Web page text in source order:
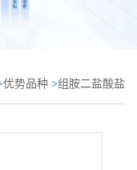
优势品种 >组胺二盐酸盐